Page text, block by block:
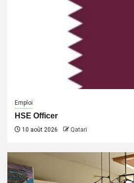
Emploi
HSE Officer
10 août 2026 Qatari